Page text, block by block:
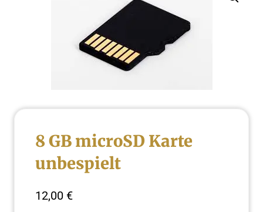
8 GB microSD Karte
unbespielt
12,00 €